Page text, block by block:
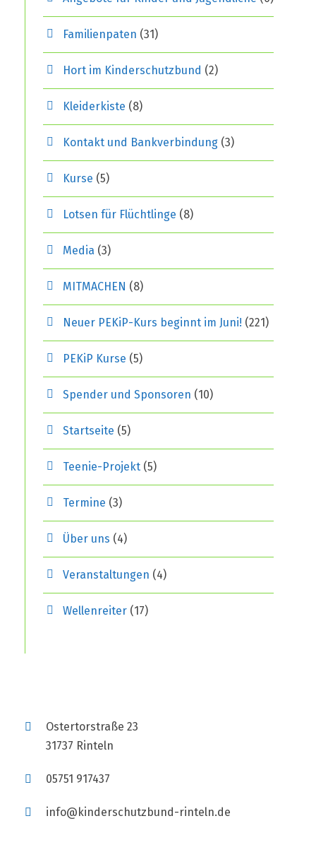
Familienpaten (31)
Hort im Kinderschutzbund (2)
Kleiderkiste (8)
Kontakt und Bankverbindung (3)
Kurse (5)
Lotsen für Flüchtlinge (8)
Media (3)
MITMACHEN (8)
Neuer PEKiP-Kurs beginnt im Juni! (221)
PEKiP Kurse (5)
Spender und Sponsoren (10)
Startseite (5)
Teenie-Projekt (5)
Termine (3)
Über uns (4)
Veranstaltungen (4)
Wellenreiter (17)
Ostertorstraße 23
31737 Rinteln
05751 917437
info@kinderschutzbund-rinteln.de